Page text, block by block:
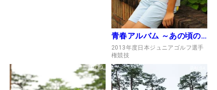
青春アルバム ～あの頃のヒロイン～
2013年度日本ジュニアゴルフ選手
権競技